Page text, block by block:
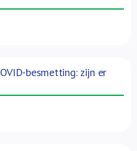
besmetting: zijn er